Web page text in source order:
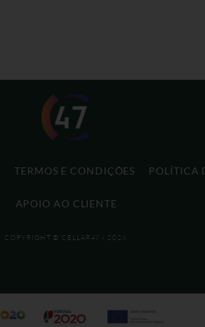
TERMOS E CONDIÇÕES POLÍTICA
APOIO AO CLIENTE
COPYRIGHT © CELLAR47 - 2026